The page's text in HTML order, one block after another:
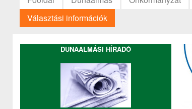
Választási információk
DUNAALMÁSI HÍRADÓ